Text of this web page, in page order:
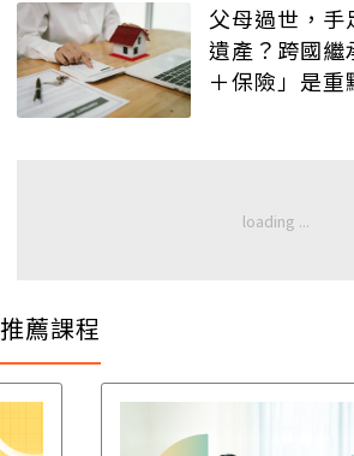
父母過世，
遺產？跨國繼
＋保險」是重
推薦課程